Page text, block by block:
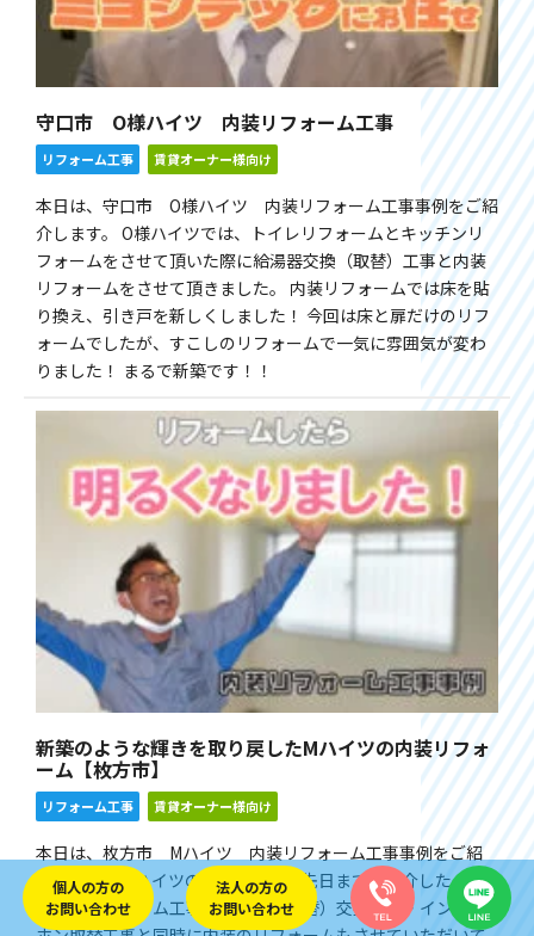
守口市 O様ハイツ 内装リフォーム工事
リフォーム工事 賃貸オーナー様向け
本日は、守口市 O様ハイツ 内装リフォーム工事事例をご紹
介します。 O様ハイツでは、トイレリフォームとキッチンリ
フォームをさせて頂いた際に給湯器交換（取替）工事と内装
リフォームをさせて頂きました。 内装リフォームでは床を貼
り換え、引き戸を新しくしました！ 今回は床と扉だけのリフ
ォームでしたが、すこしのリフォームで一気に雰囲気が変わ
りました！ まるで新築です！！
新築のような輝きを取り戻したMハイツの内装リフォ
ーム【枚方市】
リフォーム工事 賃貸オーナー様向け
本日は、枚方市 Mハイツ 内装リフォーム工事事例をご紹
介します。 Mハイツの空室一室では先日までご紹介した、キ
ッチンリフォーム工事・給湯器（取替）交換工事・インター
個人の方の
お問い合わせ
法人の方の
お問い合わせ